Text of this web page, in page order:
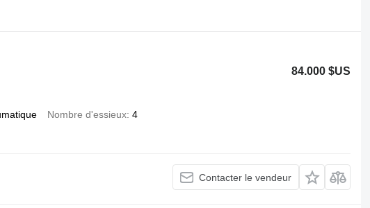
84.000 $US
Nombre d'essieux 4
Contacter le vendeur